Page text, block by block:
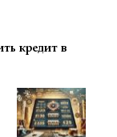
кредит в